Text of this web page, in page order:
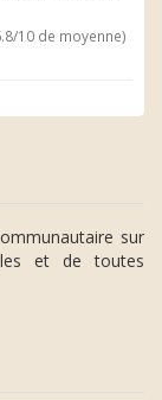
10 de moyenne)
sur
et de toutes